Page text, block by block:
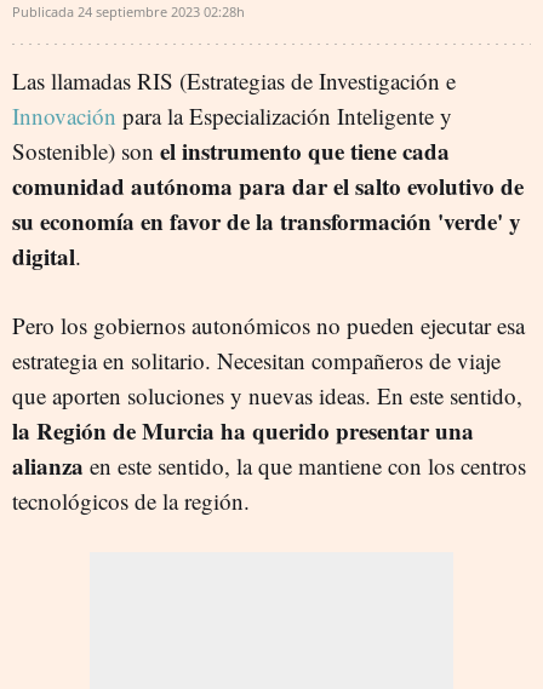
Publicada 24 septiembre 2023 02:28h
Las llamadas RIS (Estrategias de Investigación e
Innovación para la Especialización Inteligente y
Sostenible) son el instrumento que tiene cada
comunidad autónoma para dar el salto evolutivo de
su economía en favor de la transformación 'verde' y
digital.
Pero los gobiernos autonómicos no pueden ejecutar esa
estrategia en solitario. Necesitan compañeros de viaje
que aporten soluciones y nuevas ideas. En este sentido,
la Región de Murcia ha querido presentar una
alianza en este sentido, la que mantiene con los centros
tecnológicos de la región.